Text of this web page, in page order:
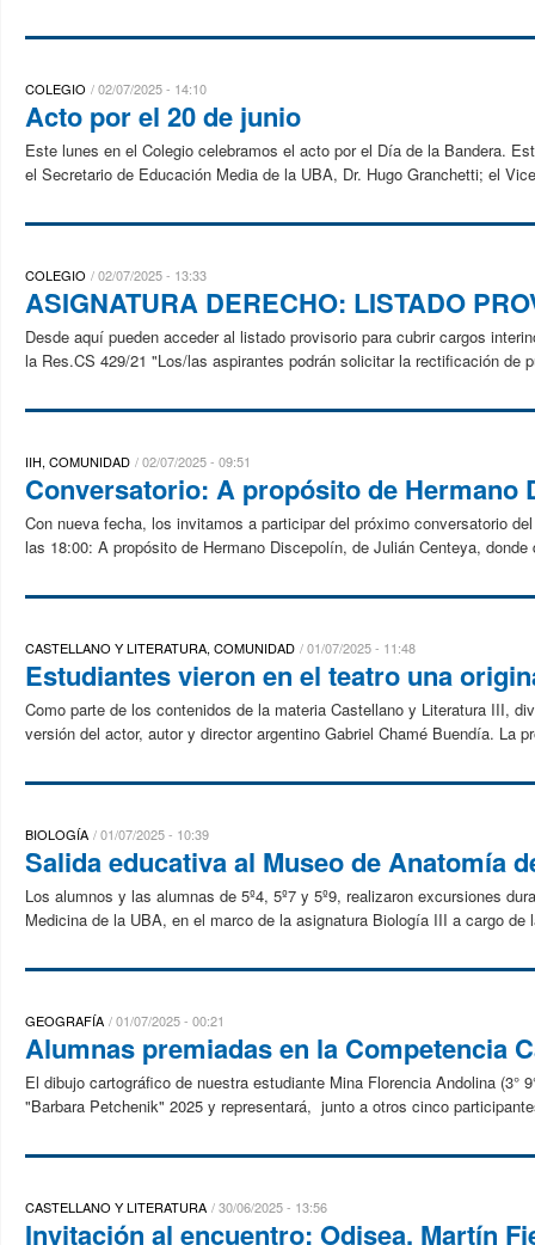
COLEGIO 02/07/2025 - 14:10
Acto por el 20 de junio
Este lunes en el Colegio celebramos el acto por el Día de la Bandera.
el Secretario de Educación Media de la UBA, Dr. Hugo Granchetti; el
COLEGIO 02/07/2025 - 13:33
ASIGNATURA DERECHO: LISTADO
Desde aquí pueden acceder al listado provisorio para cubrir cargos
la Res.CS 429/21 "Los/las aspirantes podrán solicitar la rectificación de
IIH, COMUNIDAD 02/07/2025 - 09:51
Conversatorio: A propósito de Hermano
Con nueva fecha, los invitamos a participar del próximo conversatorio
las 18:00: A propósito de Hermano Discepolín, de Julián Centeya,
CASTELLANO Y LITERATURA, COMUNIDAD 01/07/2025 - 11:48
Estudiantes vieron en el teatro una
Como parte de los contenidos de la materia Castellano y Literatura III,
versión del actor, autor y director argentino Gabriel Chamé Buendía. La
BIOLOGÍA 01/07/2025 - 10:39
Salida educativa al Museo de Anatomía
Los alumnos y las alumnas de 5º4, 5º7 y 5º9, realizaron excursiones
Medicina de la UBA, en el marco de la asignatura Biología III a cargo de
GEOGRAFÍA 01/07/2025 - 00:21
Alumnas premiadas en la Competencia
El dibujo cartográfico de nuestra estudiante Mina Florencia Andolina
"Barbara Petchenik" 2025 y representará, junto a otros cinco
CASTELLANO Y LITERATURA 30/06/2025 - 13:56
Invitación al encuentro: Odisea, Martín